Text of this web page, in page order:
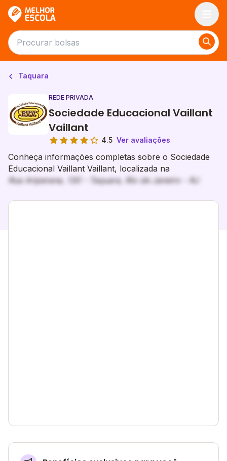
Taquara
REDE PRIVADA
Sociedade Educacional Vaillant
Vaillant
4.5 Ver avaliações
Conheça informações completas sobre o Sociedade
Educacional Vaillant Vaillant, localizada na
Rua Ariperana, 130 - Taquara, Rio de Janeiro - RJ